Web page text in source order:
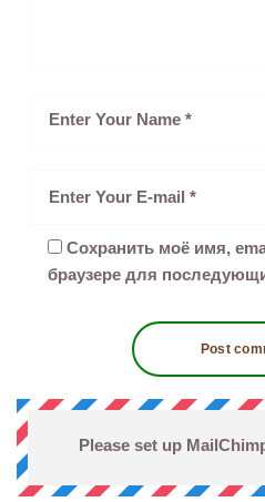
Сохранить моё имя,
браузере для
Please set up